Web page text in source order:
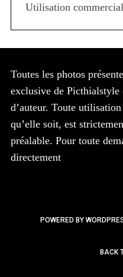
Utilisation
Toutes les photos
exclusive de Picthialstyle
d’auteur. Toute
qu’elle soit, est
préalable. Pour toute
directement
POWERED BY
BACK